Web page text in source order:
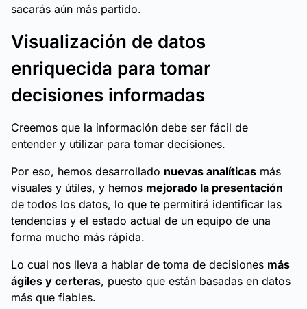
sacarás aún más partido.
Visualización de datos
enriquecida para tomar
decisiones informadas
Creemos que la información debe ser fácil de
entender y utilizar para tomar decisiones.
Por eso, hemos desarrollado nuevas analíticas más
visuales y útiles, y hemos mejorado la presentación
de todos los datos, lo que te permitirá identificar las
tendencias y el estado actual de un equipo de una
forma mucho más rápida.
Lo cual nos lleva a hablar de toma de decisiones más
ágiles y certeras, puesto que están basadas en datos
más que fiables.